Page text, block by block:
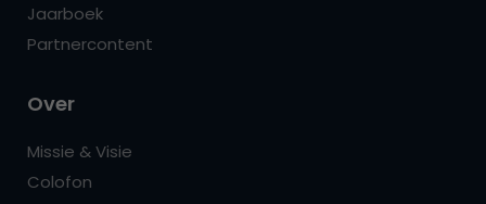
Jaarboek
Partnercontent
Over
Missie & Visie
Colofon